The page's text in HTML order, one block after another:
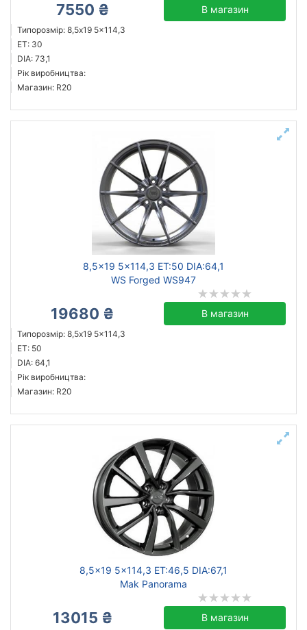
7550 ₴ В магазин
Типорозмір: 8,5x19 5x114,3
ET: 30
DIA: 73,1
Рік виробництва:
Магазин: R20
8,5x19 5x114,3 ET:50 DIA:64,1
WS Forged WS947
19680 ₴ В магазин
Типорозмір: 8,5x19 5x114,3
ET: 50
DIA: 64,1
Рік виробництва:
Магазин: R20
8,5x19 5x114,3 ET:46,5 DIA:67,1
Mak Panorama
13015 ₴ В магазин